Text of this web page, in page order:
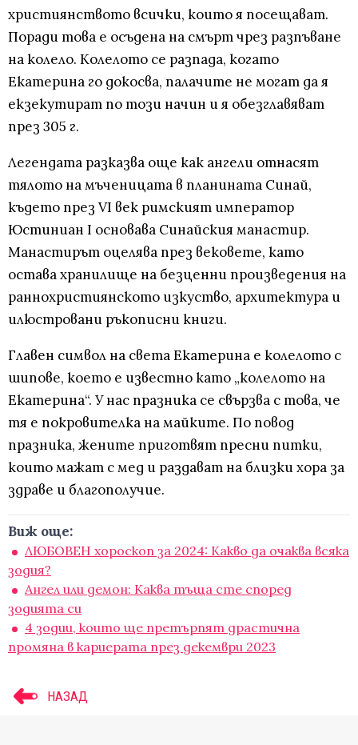
християнството всички, които я посещават.
Поради това е осъдена на смърт чрез разпъване
на колело. Колелото се разпада, когато
Екатерина го докосва, палачите не могат да я
екзекутират по този начин и я обезглавяват
през 305 г.
Легендата разказва още как ангели отнасят
тялото на мъченицата в планината Синай,
където през VІ век римският император
Юстиниан I основава Синайския манастир.
Манастирът оцелява през вековете, като
остава хранилище на безценни произведения на
раннохристиянското изкуство, архитектура и
илюстровани ръкописни книги.
Главен символ на света Екатерина е колелото с
шипове, което е известно като „колелото на
Екатерина“. У нас празника се свързва с това, че
тя е покровителка на майките. По повод
празника, жените приготвят пресни питки,
които мажат с мед и раздават на близки хора за
здраве и благополучие.
Виж още:
ЛЮБОВЕН хороскоп за 2024: Какво да очаква всяка
зодия?
Ангел или демон: Каква тъща сте според
зодията си
4 зодии, които ще претърпят драстична
промяна в кариерата през декември 2023
НАЗАД